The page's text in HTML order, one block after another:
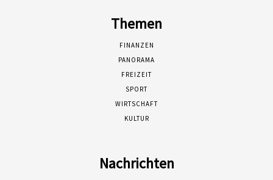
Themen
FINANZEN
PANORAMA
FREIZEIT
SPORT
WIRTSCHAFT
KULTUR
Nachrichten